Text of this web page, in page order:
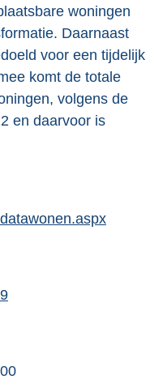
woningen
Daarnaast
voor een tijdelijk
komt de totale
volgens de
en daarvoor is